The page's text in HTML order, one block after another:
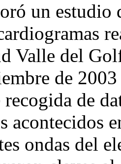
un estudio
Valle del
de
recogida de
acontecidos
ondas del